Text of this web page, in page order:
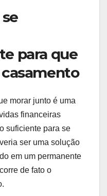
para que
morar junto é uma
financeiras
suficiente para se
ser uma solução
em um permanente
de fato o